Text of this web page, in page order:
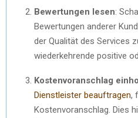
Bewertungen lesen:
Bewertungen anderer
der Qualität des Services
wiederkehrende positive
Kostenvoranschlag
Dienstleister beauftragen,
Kostenvoranschlag. Dies